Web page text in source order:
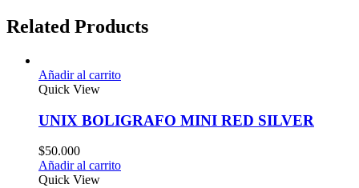
Related Products
Añadir al carrito
Quick View
UNIX BOLIGRAFO MINI RED SILVER
$50.000
Añadir al carrito
Quick View